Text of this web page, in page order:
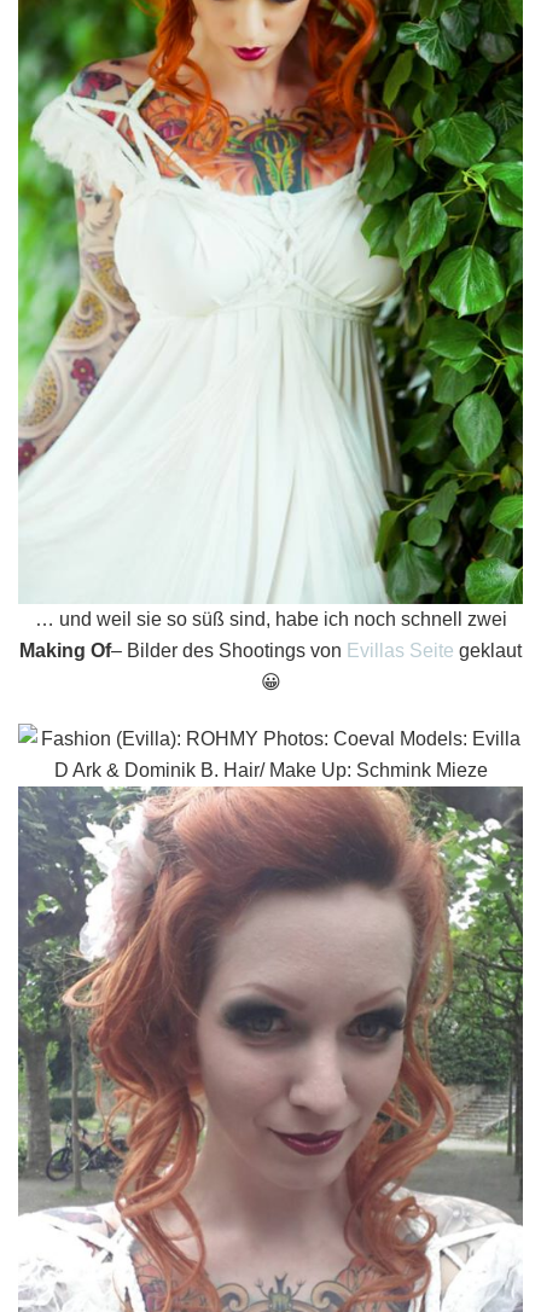
… und weil sie so süß sind, habe ich noch schnell zwei
Making Of– Bilder des Shootings von Evillas Seite geklaut
😀